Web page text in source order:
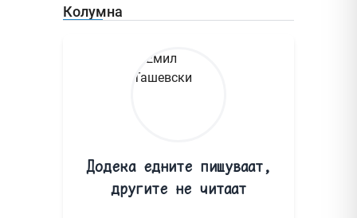
Колумна
Додека едните пишуваат,
другите не читаат